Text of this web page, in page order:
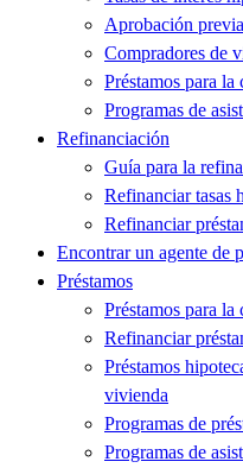
Aprobación
Compradores de
Préstamos para
Programas de
Refinanciación
Guía para la
Refinanciar tasas
Refinanciar
Encontrar un agente de
Préstamos
Préstamos para
Refinanciar
Préstamos
vivienda
Programas de
Programas de